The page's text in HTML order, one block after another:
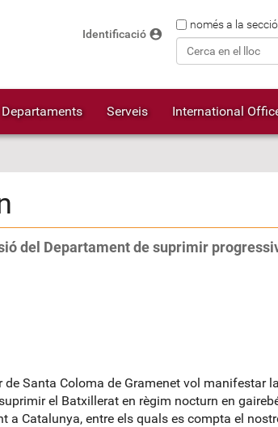
Cercanomés a la
Identificació account_circle
Departaments Serveis International
del Departament de suprimir
de Santa Coloma de Gramenet vol manifestar
el Batxillerat en règim nocturn en
a Catalunya, entre els quals es compta el